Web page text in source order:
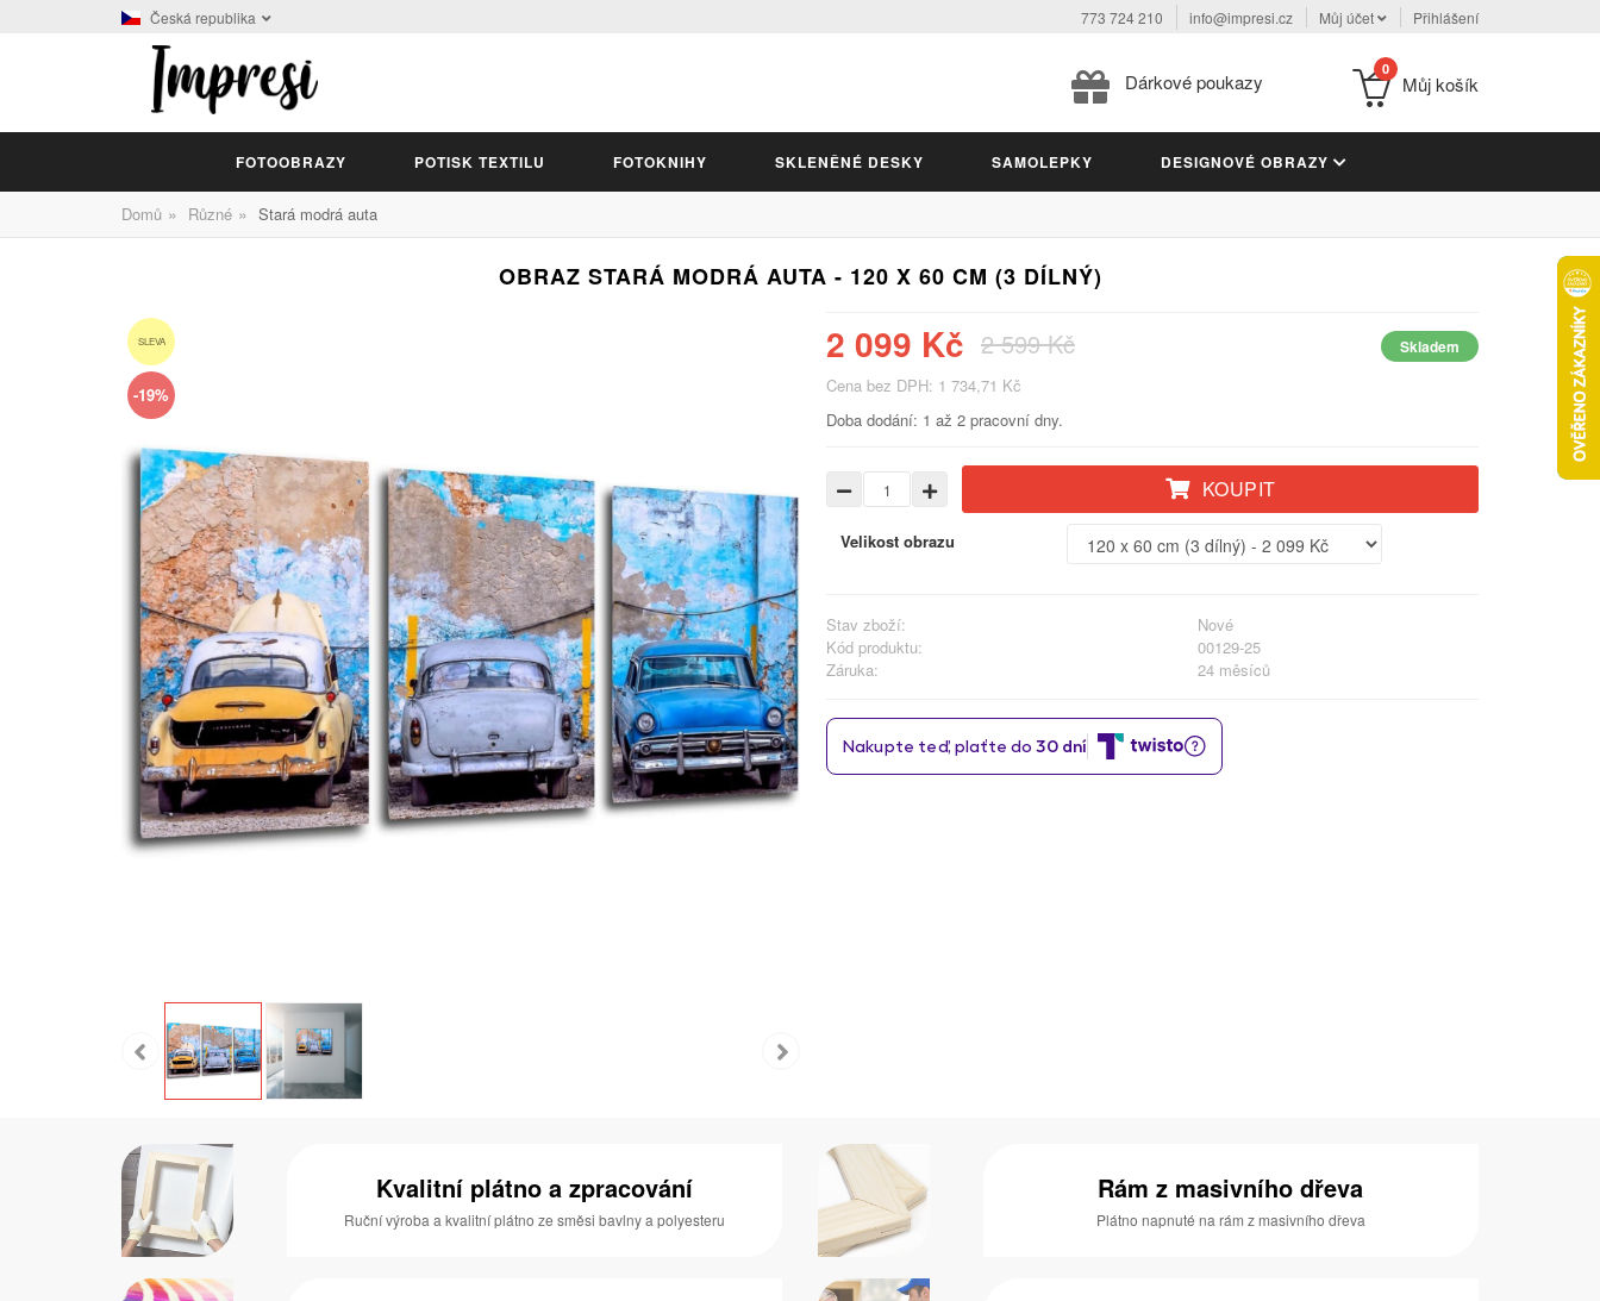
Česká republika 773 724 210 info@impresi.cz Můj účet Přihlášení
Dárkové poukazy
0
Můj košík
FOTOOBRAZY POTISK TEXTILU FOTOKNIHY SKLENĚNÉ DESKY SAMOLEPKY DESIGNOVÉ OBRAZY
Domů » Různé » Stará modrá auta
OBRAZ STARÁ MODRÁ AUTA - 120 X 60 CM (3 DÍLNÝ)
SLEVA
-19%
2 099 Kč 2 599 Kč Skladem
Cena bez DPH: 1 734,71 Kč
Doba dodání: 1 až 2 pracovní dny.
KOUPIT
Velikost obrazu
Stav zboží:
Nové
Kód produktu:
00129-25
Záruka:
24 měsíců
Kvalitní plátno a zpracování
Ruční výroba a kvalitní plátno ze směsi bavlny a polyesteru
Rám z masivního dřeva
Plátno napnuté na rám z masivního dřeva